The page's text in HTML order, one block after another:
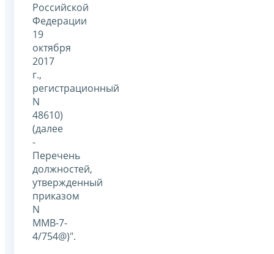
Российской
Федерации
19
октября
2017
г.,
регистрационный
N
48610)
(далее
-
Перечень
должностей,
утвержденный
приказом
N
ММВ-7-
4/754@)".